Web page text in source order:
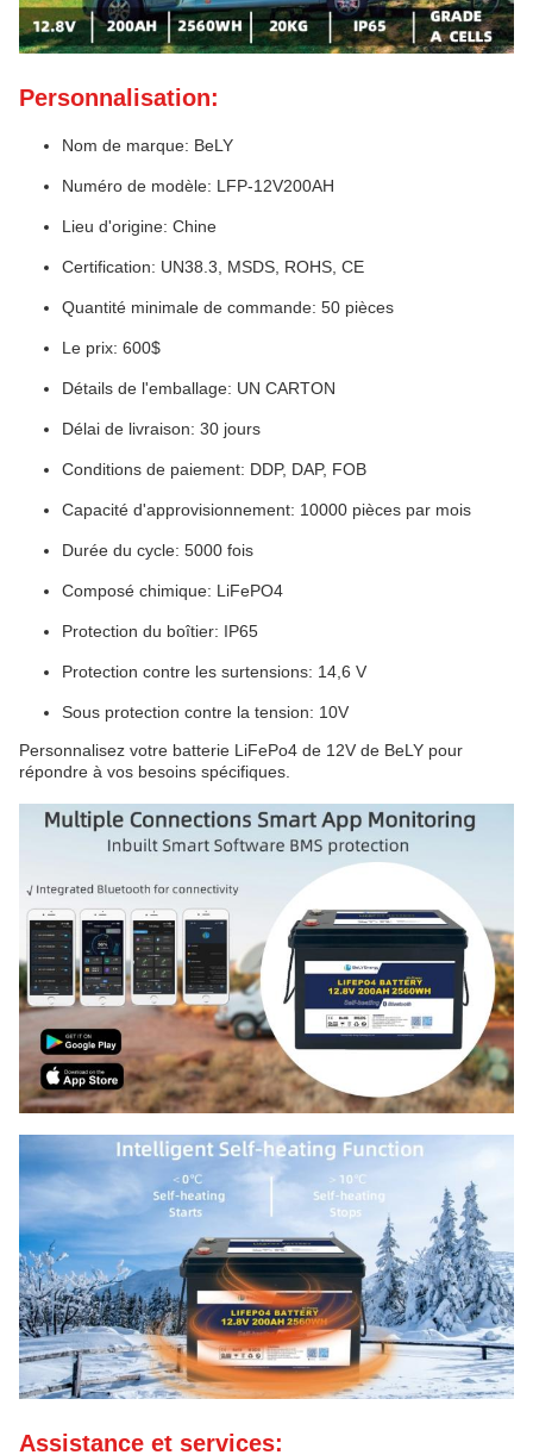
Personnalisation:
Nom de marque: BeLY
Numéro de modèle: LFP-12V200AH
Lieu d'origine: Chine
Certification: UN38.3, MSDS, ROHS, CE
Quantité minimale de commande: 50 pièces
Le prix: 600$
Détails de l'emballage: UN CARTON
Délai de livraison: 30 jours
Conditions de paiement: DDP, DAP, FOB
Capacité d'approvisionnement: 10000 pièces par mois
Durée du cycle: 5000 fois
Composé chimique: LiFePO4
Protection du boîtier: IP65
Protection contre les surtensions: 14,6 V
Sous protection contre la tension: 10V
Personnalisez votre batterie LiFePo4 de 12V de BeLY pour
répondre à vos besoins spécifiques.
Assistance et services: